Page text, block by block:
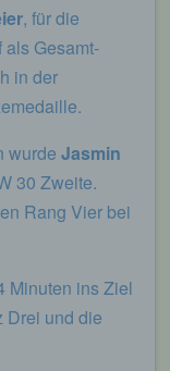
, für die
als Gesamt-
in der
wurde Jasmin
30 Zweite.
Rang Vier bei
Minuten ins Ziel
Drei und die
die
die
die
des
wird ferner
der
Missbrauch
und